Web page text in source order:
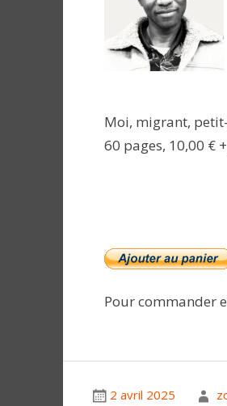
Moi, migrant,
60 pages, 10,00 €
Pour commander
2 avril 2025